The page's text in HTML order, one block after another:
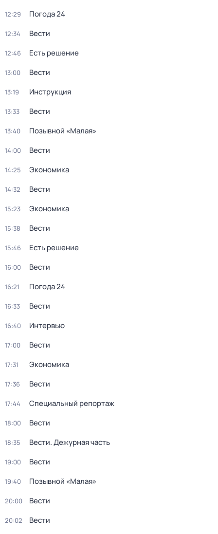
12:29 Погода 24
12:34 Вести
12:46 Есть решение
13:00 Вести
13:19 Инструкция
13:33 Вести
13:40 Позывной «Малая»
14:00 Вести
14:25 Экономика
14:32 Вести
15:23 Экономика
15:38 Вести
15:46 Есть решение
16:00 Вести
16:21 Погода 24
16:33 Вести
16:40 Интервью
17:00 Вести
17:31 Экономика
17:36 Вести
17:44 Специальный репортаж
18:00 Вести
18:35 Вести. Дежурная часть
19:00 Вести
19:40 Позывной «Малая»
20:00 Вести
20:02 Вести